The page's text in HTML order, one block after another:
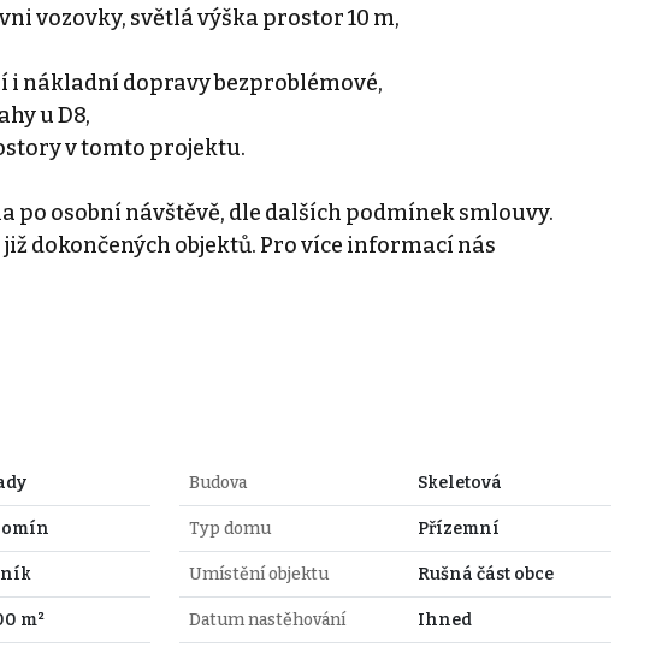
vozovky, světlá výška prostor 10 m,
i nákladní dopravy bezproblémové,
u D8,
v tomto projektu.
po osobní návštěvě, dle dalších podmínek smlouvy.
dokončených objektů. Pro více informací nás
m²
Budova Skeletová
Typ domu Přízemní
Umístění objektu Rušná část obce
Datum nastěhování Ihned